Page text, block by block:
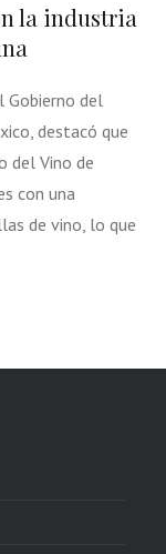
la industria
Gobierno del
destacó que
del Vino de
con una
de vino, lo que